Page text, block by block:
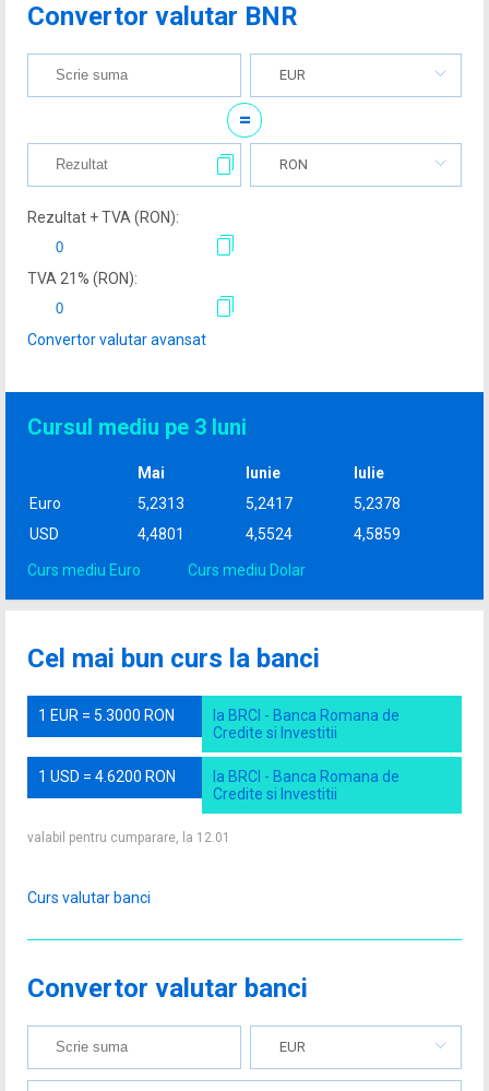
Convertor valutar BNR
EUR
=
RON
Rezultat + TVA (RON):
TVA 21% (RON):
Convertor valutar avansat
Cursul mediu pe 3 luni
Mai Iunie
Iulie
Euro
5,2313 5,2417
5,2378
USD
4,4801 4,5524 4,5859
Curs mediu Euro Curs mediu Dolar
Cel mai bun curs la banci
1 EUR = 5.3000 RON
la BRCI - Banca Romana de
Credite si Investitii
1 USD = 4.6200 RON
la BRCI - Banca Romana de
Credite si Investitii
valabil pentru cumparare, la 12.01
Curs valutar banci
Convertor valutar banci
EUR